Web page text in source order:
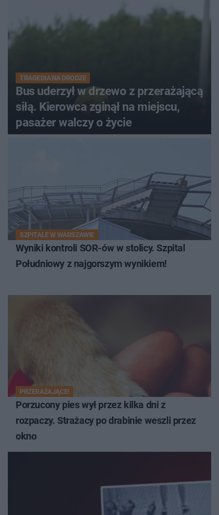
TRAGEDIA NA DRODZE
Bus uderzył w drzewo z przerażającą
siłą. Kierowca zginął na miejscu,
pasażer walczy o życie
SZPITALE W WARSZAWIE
Wyniki kontroli SOR-ów w stolicy. Szpital
Południowy z najgorszym wynikiem!
PRZERAŻAJĄCE!
Porzucony pies wył przez kilka dni z
rozpaczy. Strażacy po drabinie weszli przez
okno